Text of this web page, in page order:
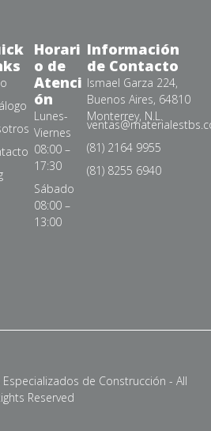
Información
de Contacto
Ismael Garza 224,
Buenos Aires, 64810
Monterrey, N.L.
(81) 2164 9955
(81) 8255 6940
Horari
o de
Atenci
ón
Lunes-
Viernes
08:00 –
17:30
Sábado
08:00 –
13:00
de Construcción - All
Reserved